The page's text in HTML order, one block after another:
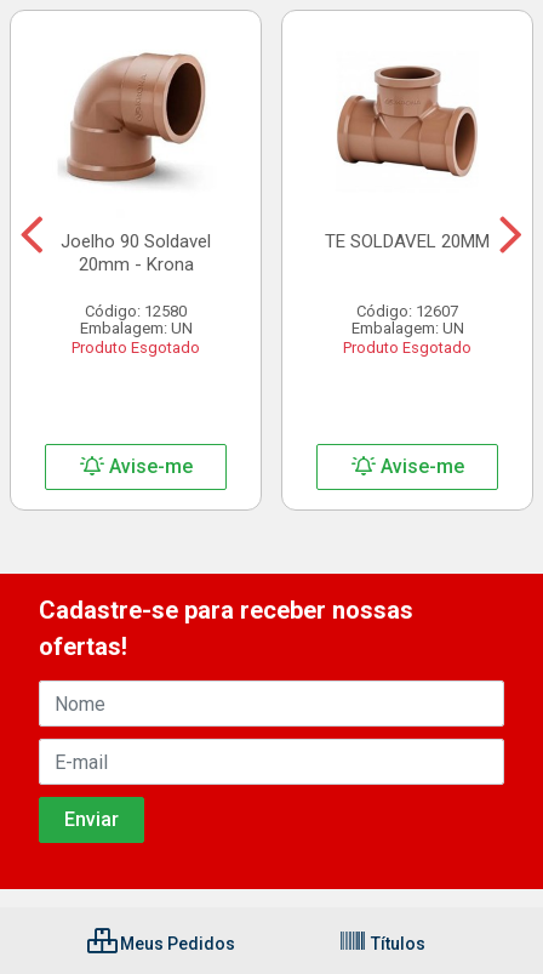
Joelho 90 Soldavel
20mm - Krona
Código: 12580
Embalagem: UN
Produto Esgotado
Avise-me
TE SOLDAVEL 20MM
Código: 12607
Embalagem: UN
Produto Esgotado
Avise-me
Cadastre-se para receber nossas
ofertas!
Meus Pedidos Títulos